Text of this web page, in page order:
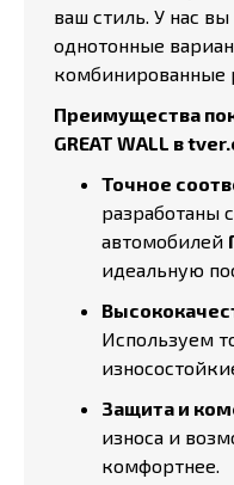
ваш стиль. У нас
однотонные
комбинированные
Преимущества
GREAT WALL в
Точное
разработаны
автомобилей
идеальную
Используем
Защита и
износа и
комфортнее.